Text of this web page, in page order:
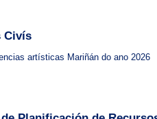
Civís
artísticas Mariñán do ano 2026